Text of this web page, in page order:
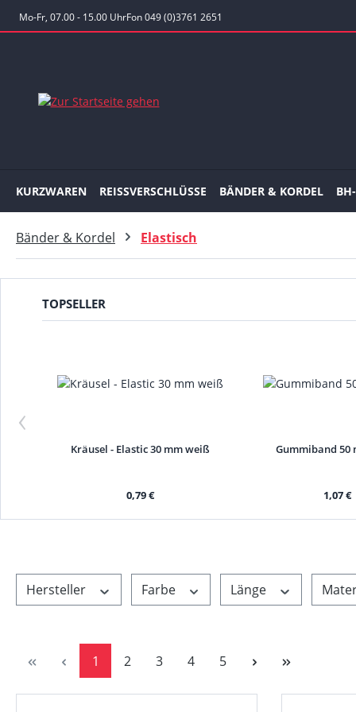
Hauptinhalt springen
Zur Suche springen
Zur Hauptnavigation springen
Mo-Fr, 07.00 - 15.00 UhrFon 049 (0)3761 2651
KURZWAREN REISSVERSCHLÜSSE BÄNDER & KORDEL
Bänder & Kordel Elastisch
TOPSELLER
‹
Kräusel - Elastic 30 mm weiß
0,79 €
Gummiband 50
1,07 €
Hersteller Farbe Länge
Seite
1 Seite
2 Seite
3 Seite
4 Seite
5